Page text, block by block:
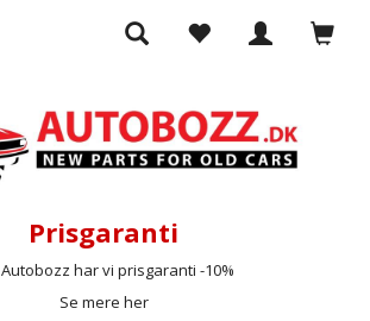
Prisgaranti
har vi prisgaranti -10%
Se mere her